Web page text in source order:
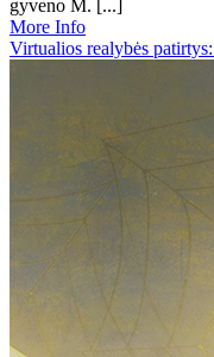
gyveno M. [...]
More Info
Virtualios realybės